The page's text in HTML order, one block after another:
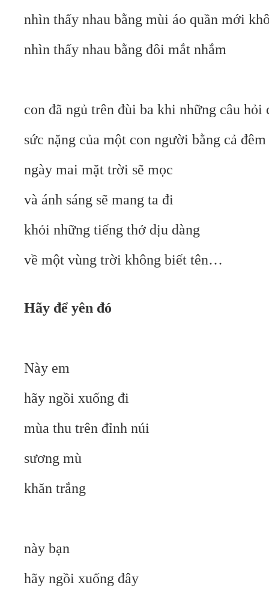
nhìn thấy nhau bằng mùi áo quần mới
nhìn thấy nhau bằng đôi mắt nhắm
con đã ngủ trên đùi ba khi những câu
sức nặng của một con người bằng cả
ngày mai mặt trời sẽ mọc
và ánh sáng sẽ mang ta đi
khỏi những tiếng thở dịu dàng
về một vùng trời không biết tên…
Hãy để yên đó
Này em
hãy ngồi xuống đi
mùa thu trên đỉnh núi
sương mù
khăn trắng
này bạn
hãy ngồi xuống đây